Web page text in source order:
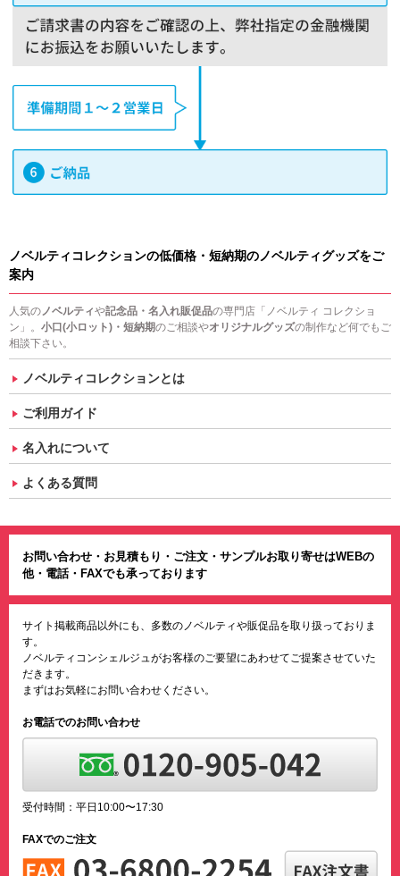
ノベルティコレクションの低価格・短納期のノベルティグッズをご
案内
人気のノベルティや記念品・名入れ販促品の専門店「ノベルティ コレクショ
ン」。 小口(小ロット)・短納期のご相談やオリジナルグッズの制作など何でもご
相談下さい。
ノベルティコレクションとは
ご利用ガイド
名入れについて
よくある質問
お問い合わせ・お見積もり・ご注文・サンプルお取り寄せはWEBの
他・電話・FAXでも承っております
サイト掲載商品以外にも、多数のノベルティや販促品を取り扱っておりま
す。
ノベルティコンシェルジュがお客様のご要望にあわせてご提案させていた
だきます。
まずはお気軽にお問い合わせください。
お電話でのお問い合わせ
受付時間：平日10:00〜17:30
FAXでのご注文